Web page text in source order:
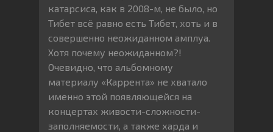
катарсиса, как в 2008-м, не было, но
Тибет всё равно есть Тибет, хоть и в
совершенно неожиданном амплуа.
Хотя почему неожиданном?!
Очевидно, что альбомному
материалу «Каррента» не хватало
именно этой появляющейся на
концертах живости-сложности-
заполняемости, а также харда и